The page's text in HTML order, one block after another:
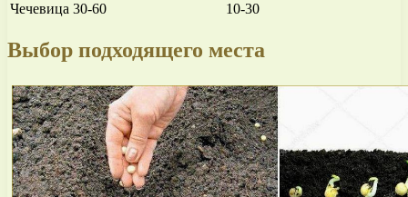
Чечевица 30-60 10-30
Выбор подходящего места